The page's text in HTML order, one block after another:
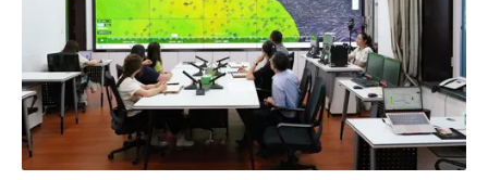
初，一項實務研究在英國政府支持下啟動，準備對這項技
術進行小規模海上試驗。什麼是海洋雲增亮技術？這個理
論認為，海洋上空的雲層如果能反射更多陽光，或許可以
降低全球平均氣溫，減緩或減輕全球暖化及連鎖效應。